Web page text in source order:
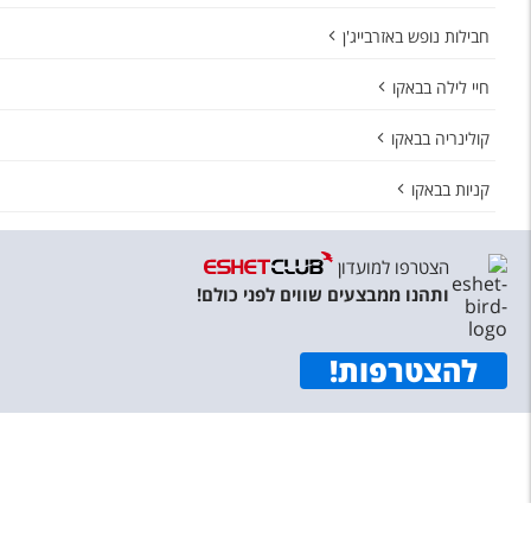
חבילות נופש באזרבייג'ן
חיי לילה בבאקו
קולינריה בבאקו
קניות בבאקו
הצטרפו למועדון
ותהנו ממבצעים שווים לפני כולם!
להצטרפות!